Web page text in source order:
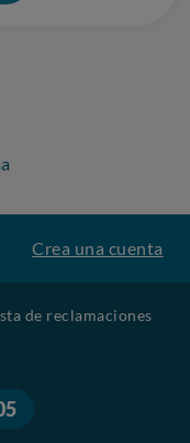
Crea una cuenta
de reclamaciones